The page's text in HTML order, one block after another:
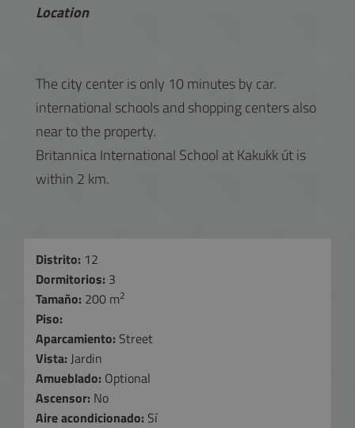
Location
The city center is only 10 minutes by car.
international schools and shopping centers also
near to the property.
Britannica International School at Kakukk út is
within 2 km.
Distrito: 12
Dormitorios: 3
Tamaño: 200 m2
Piso:
Aparcamiento: Street
Vista: Jardin
Amueblado: Optional
Ascensor: No
Aire acondicionado: Sí